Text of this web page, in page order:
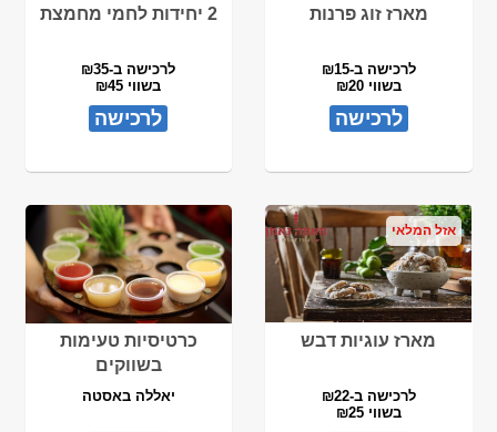
מארז זוג פרנות
לרכישה ב-₪15
בשווי ₪20
לרכישה
2 יחידות לחמי מחמצת
לרכישה ב-₪35
בשווי ₪45
לרכישה
מארז עוגיות דבש
לרכישה ב-₪22
בשווי ₪25
אזל המלאי
כרטיסיות טעימות
בשווקים
יאללה באסטה